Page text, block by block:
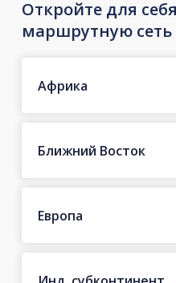
Откройте для
маршрутную сеть
Африка
Ближний Восток
Европа